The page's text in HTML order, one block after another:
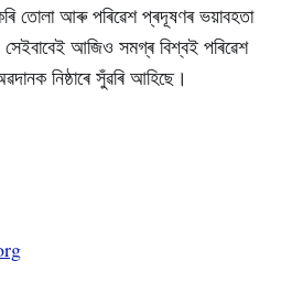
তোলা আৰু পৰিৱেশ প্ৰদূষণৰ ভয়াবহতা
সেইবাবেই আজিও সমগ্ৰ বিশ্বই পৰিৱেশ
নিষ্ঠাৰে সুঁৱৰি আহিছে।